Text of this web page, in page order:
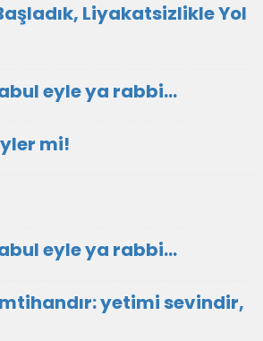
Liyakatsizlikle Yol
eyle ya rabbi...
mi!
eyle ya rabbi...
yetimi sevindir,